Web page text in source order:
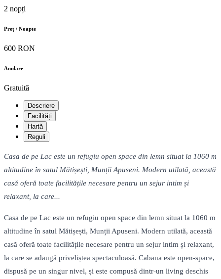
2 nopți
Preț / Noapte
600 RON
Anulare
Gratuită
Descriere
Facilități
Hartă
Reguli
Casa de pe Lac este un refugiu open space din lemn situat la 1060 m
altitudine în satul Mătișești, Munții Apuseni. Modern utilată, această
casă oferă toate facilitățile necesare pentru un sejur intim și
relaxant, la care...
Casa de pe Lac este un refugiu open space din lemn situat la 1060 m
altitudine în satul Mătișești, Munții Apuseni. Modern utilată, această
casă oferă toate facilitățile necesare pentru un sejur intim și relaxant,
la care se adaugă priveliștea spectaculoasă. Cabana este open-space,
dispusă pe un singur nivel, și este compusă dintr-un living deschis